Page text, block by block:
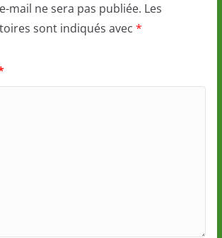
mail ne sera pas publiée. Les
sont indiqués avec *